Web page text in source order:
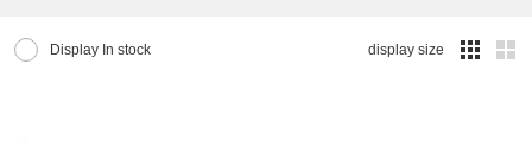
Display In stock display size